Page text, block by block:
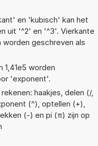
en 'kubisch' kan het
uit '^2' en '^3'. Vierkante
geschreven als
1,41e5 worden
'exponent'.
haakjes, delen (/,
(^), optellen (+),
(-) en pi (π) zijn op